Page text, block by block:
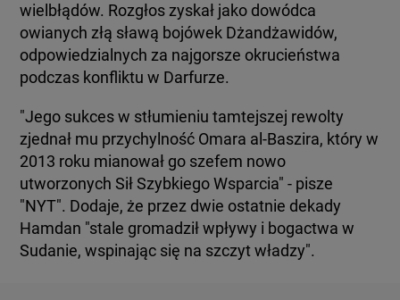
wielbłądów. Rozgłos zyskał jako dowódca
owianych złą sławą bojówek Dżandżawidów,
odpowiedzialnych za najgorsze okrucieństwa
podczas konfliktu w Darfurze.
"Jego sukces w stłumieniu tamtejszej rewolty
zjednał mu przychylność Omara al-Baszira, który w
2013 roku mianował go szefem nowo
utworzonych Sił Szybkiego Wsparcia" - pisze
"NYT". Dodaje, że przez dwie ostatnie dekady
Hamdan "stale gromadził wpływy i bogactwa w
Sudanie, wspinając się na szczyt władzy".